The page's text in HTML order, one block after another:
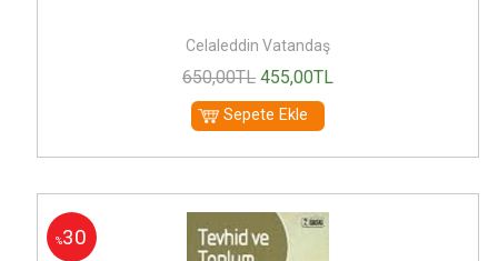
Celaleddin Vatandaş
650,00TL 455,00TL
Sepete Ekle
%30